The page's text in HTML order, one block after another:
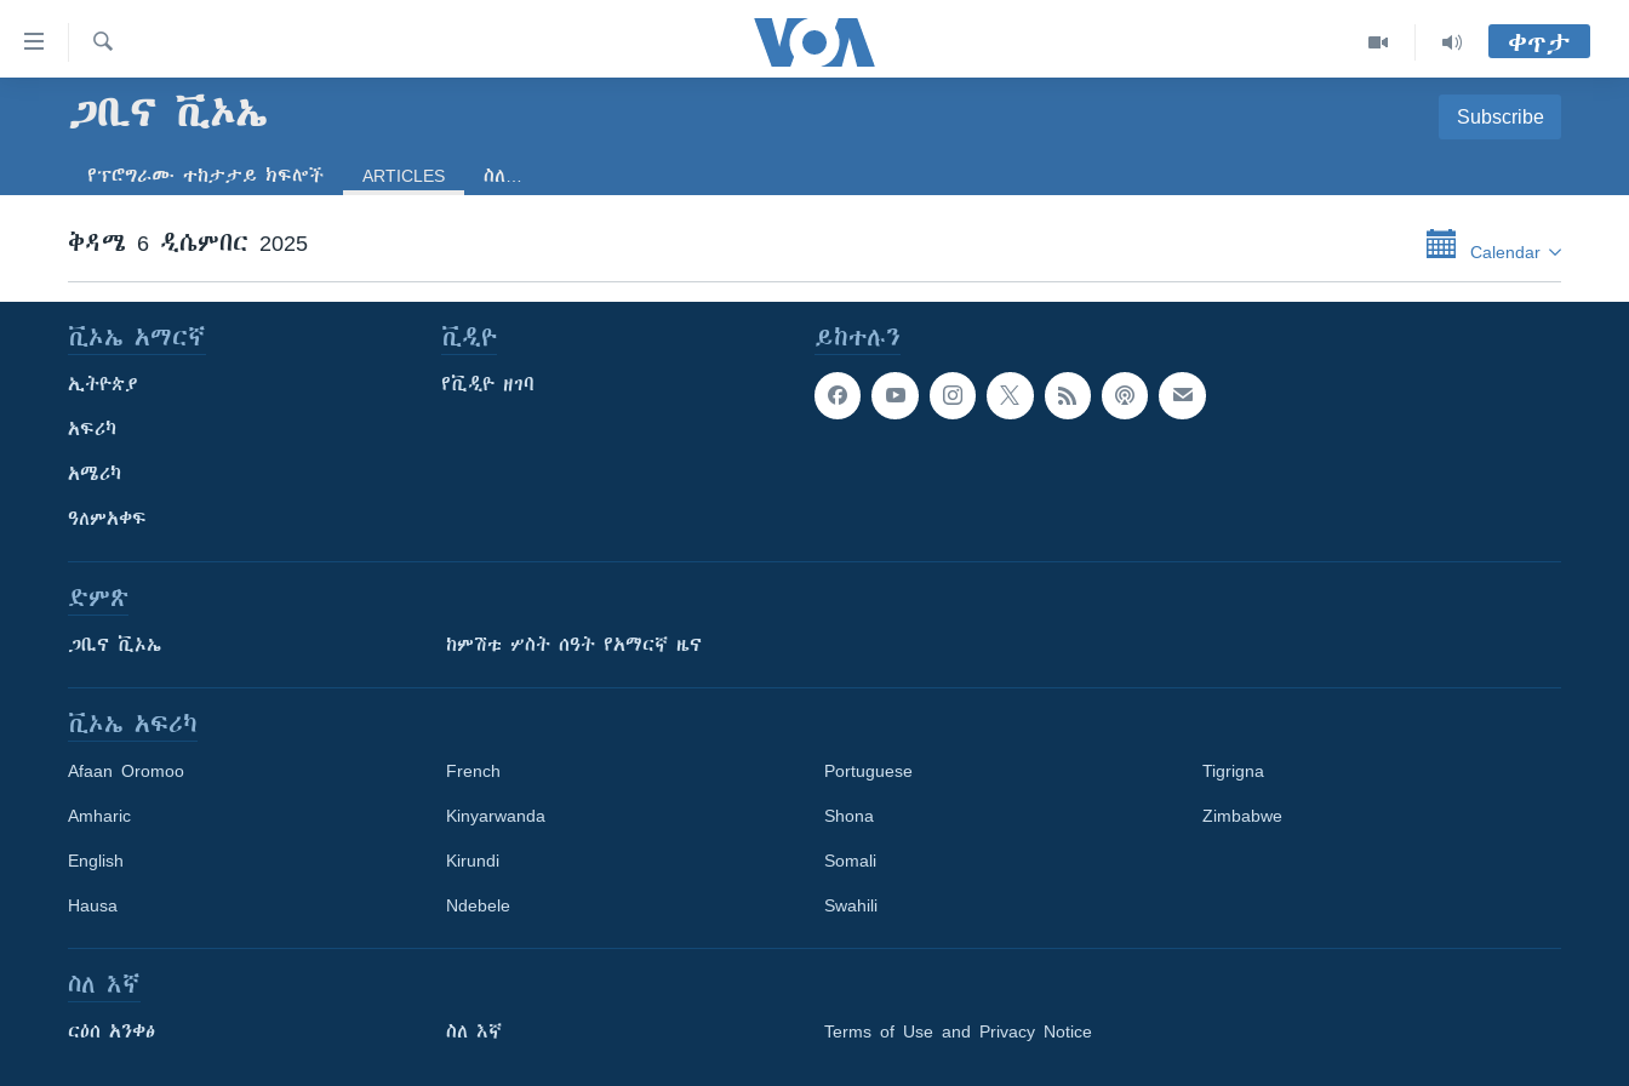
የመሥሪያ
ማገናኛዎች
ይዘት
አፍሪካ
ዓለምአቀፍ
አሜሪካ
መካከለኛው ምሥራቅ
ጋቢና ቪኦኤ
ከምሽቱ ሦስት ሰዓት የአማርኛ ዜና
ቪዲዮ
የፎቶ መድብሎች
ክምችት
ቀጥታ
ጋቢና ቪኦኤ Subscribe
ይድረሰኝ / ይላክልኝ
የፕሮግራሙ ተከታታይ ክፍሎች ARTICLES ስለ…
ቅዳሜ 6 ዲሴምበር 2025 Calendar
ይከተሉን
ቪኦኤ አማርኛ
ኢትዮጵያ
አፍሪካ
አሜሪካ
ዓለምአቀፍ
ቪዲዮ
የቪዲዮ ዘገባ
ድምጽ
ጋቢና ቪኦኤ ከምሽቱ ሦስት ሰዓት የአማርኛ ዜና
ቪኦኤ አፍሪካ
Afaan Oromoo
Amharic
English
Hausa
French
Kinyarwanda
Kirundi
Ndebele
Portuguese
Shona
Somali
Swahili
Tigrigna
Zimbabwe
ስለ እኛ
ርዕሰ አንቀፅ ስለ እኛ Terms of Use and Privacy Notice